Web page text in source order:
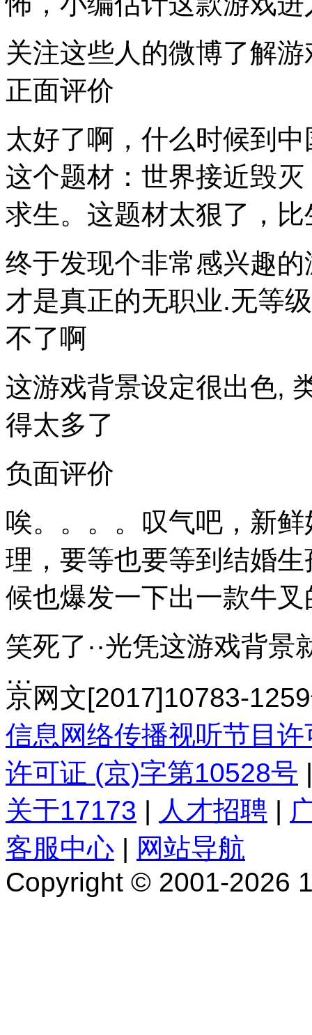
关注这些人的微博了解
正面评价
太好了啊，什么时候到中
这个题材：世界接近毁
求生。这题材太狠了，
终于发现个非常感兴趣
才是真正的无职业.无等
不了啊
这游戏背景设定很出色,
得太多了
负面评价
唉。。。。叹气吧，新
理，要等也要等到结婚
候也爆发一下出一款牛
笑死了··光凭这游戏背
···
京网文[2017]10783-
信息网络传播视听节目许
许可证 (京)字第10528号
关于17173 | 人才招聘 |
客服中心 | 网站导航
Copyright © 2001-2026